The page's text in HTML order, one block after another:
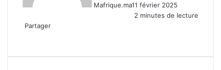
Mafrique.ma11 février 2025
2 minutes de lecture
Partager
email